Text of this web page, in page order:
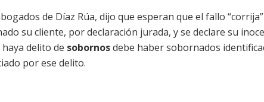
de Díaz Rúa, dijo que esperan que el fallo
su cliente, por declaración jurada, y se declare su
delito de sobornosdebe haber sobornados
por ese delito.